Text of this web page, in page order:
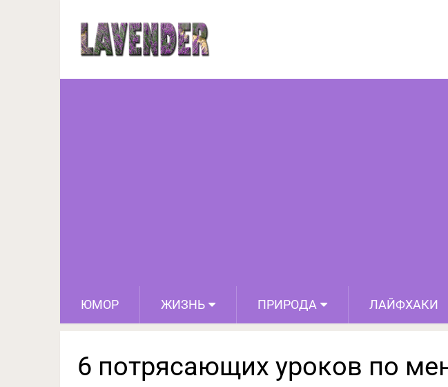
ЮМОР ЖИЗНЬ ПРИРОДА ЛАЙФХАКИ
6 потрясающих уроков по менеджменту,
6 потрясающих уроков по